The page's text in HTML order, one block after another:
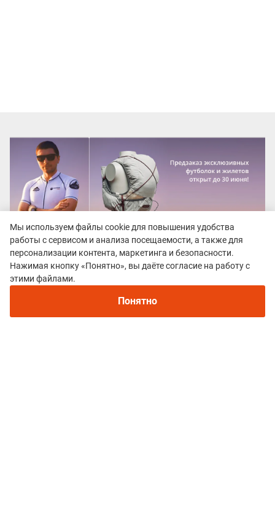
Регистрация
Мы используем файлы cookie для повышения удобства
работы с сервисом и анализа посещаемости, а также для
персонализации контента, маркетинга и безопасности.
Нажимая кнопку «Понятно», вы даёте согласие на работу с
этими файлами.
Понятно